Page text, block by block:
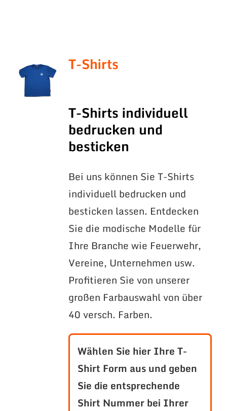
T-Shirts
T-Shirts individuell
bedrucken und
besticken
Bei uns können Sie T-Shirts
individuell bedrucken und
besticken lassen. Entdecken
Sie die modische Modelle für
Ihre Branche wie Feuerwehr,
Vereine, Unternehmen usw.
Profitieren Sie von unserer
großen Farbauswahl von über
40 versch. Farben.
Wählen Sie hier Ihre T-
Shirt Form aus und geben
Sie die entsprechende
Shirt Nummer bei Ihrer